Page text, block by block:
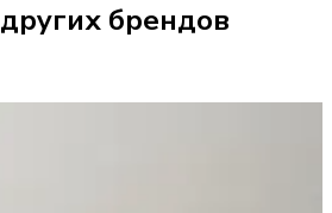
брендов